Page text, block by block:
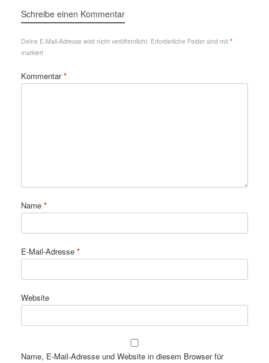
Schreibe einen Kommentar
Deine E-Mail-Adresse wird nicht veröffentlicht. Erforderliche Felder sind mit *
markiert
Kommentar*
Name *
E-Mail-Adresse *
Website
Name, E-Mail-Adresse und Website in diesem Browser für